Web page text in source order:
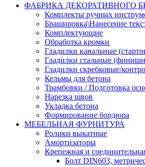
ФАБРИКА ДЕКОРАТИВНОГО
Комплекты ручных
Брашировка\Нанесение
Комплектующие
Обработка кромки
Гладилки канальные
Гладилки стальные
Гладилки скребковые/
Кельмы для бетона
Трамбовки / Подготовка
Нарезка швов
Укладка бетона
Формирование бордюра
МЕБЕЛЬНАЯ ФУРНИТУРА
Ролики выкатные
Амортизаторы
Крепежная и
Болт DIN603,